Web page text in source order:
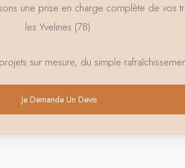
une prise en charge complète de vos
les Yvelines (78).
sur mesure, du simple
Je Demande Un Devis